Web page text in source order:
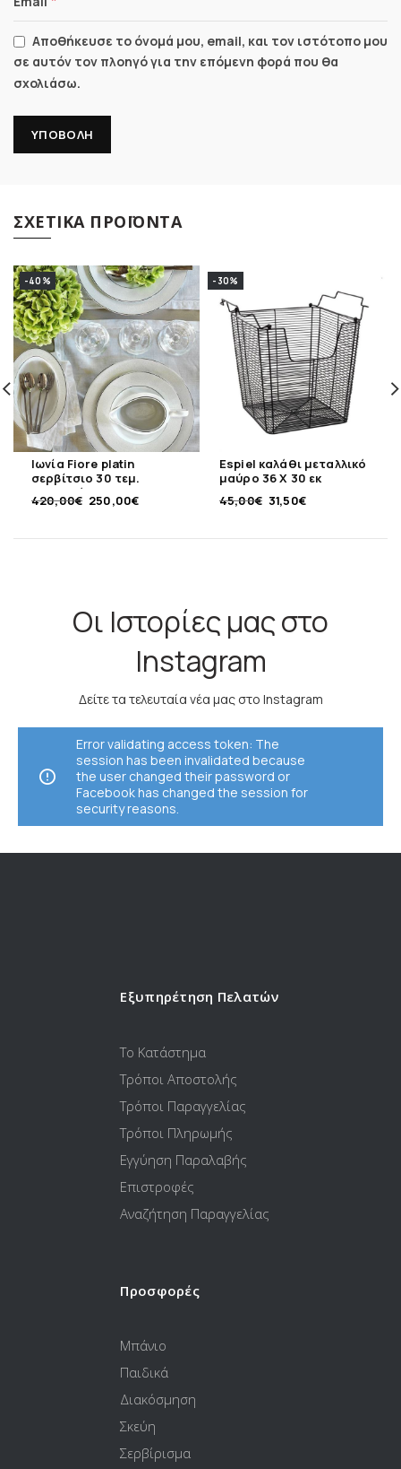
Αποθήκευσε το όνομά μου, email, και τον ιστότοπο μου
σε αυτόν τον πλοηγό για την επόμενη φορά που θα
σχολιάσω.
ΣΧΕΤΙΚΆ ΠΡΟΪΌΝΤΑ
-40%
Ιωνία Fiore platin
σερβίτσιο 30 τεμ.
πορσελάνης
420,00€ 250,00€
-30%
Espiel καλάθι μεταλλικό
μαύρο 36 Χ 30 εκ
45,00€ 31,50€
Οι Ιστορίες μας στο
Instagram
Δείτε τα τελευταία νέα μας στο Instagram
Error validating access token: The
session has been invalidated because
the user changed their password or
Facebook has changed the session for
security reasons.
Εξυπηρέτηση Πελατών
Το Κατάστημα
Τρόποι Αποστολής
Τρόποι Παραγγελίας
Τρόποι Πληρωμής
Εγγύηση Παραλαβής
Επιστροφές
Αναζήτηση Παραγγελίας
Προσφορές
Μπάνιο
Παιδικά
Διακόσμηση
Σκεύη
Σερβίρισμα